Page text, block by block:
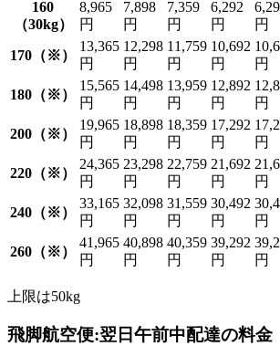
160
（30kg）
8,965
円
7,898
円
7,359
円
6,292
円
円
170（※）
13,365
円
12,298
円
11,759
円
10,692
円
円
180（※）
15,565
円
14,498
円
13,959
円
12,892
円
円
200（※）
19,965
円
18,898
円
18,359
円
17,292
円
円
220（※）
24,365
円
23,298
円
22,759
円
21,692
円
円
240（※）
33,165
円
32,098
円
31,559
円
30,492
円
円
260（※）
41,965
円
40,898
円
40,359
円
39,292
円
円
上限は50kg
飛脚航空便:翌日午前中配達の料金